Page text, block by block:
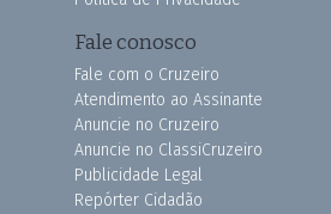
Fale conosco
Fale com o Cruzeiro
Atendimento ao Assinante
Anuncie no Cruzeiro
Anuncie no ClassiCruzeiro
Publicidade Legal
Repórter Cidadão